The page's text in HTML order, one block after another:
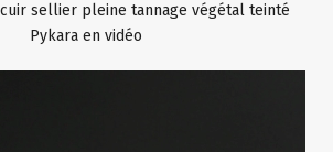
sellier pleine tannage végétal teinté
Pykara en vidéo